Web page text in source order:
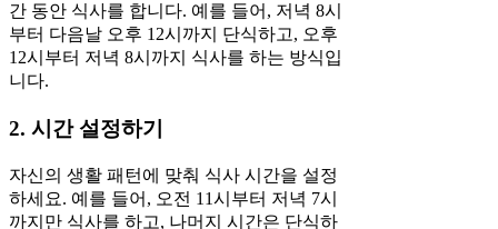
간 동안 식사를 합니다. 예를 들어, 저녁 8시
부터 다음날 오후 12시까지 단식하고, 오후
12시부터 저녁 8시까지 식사를 하는 방식입
니다.
2. 시간 설정하기
자신의 생활 패턴에 맞춰 식사 시간을 설정
하세요. 예를 들어, 오전 11시부터 저녁 7시
까지만 식사를 하고, 나머지 시간은 단식하